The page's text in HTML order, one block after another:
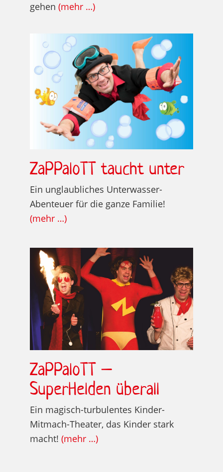
gehen (mehr …)
ZaPPaloTT taucht unter
Ein unglaubliches Unterwasser-
Abenteuer für die ganze Familie!
(mehr …)
ZaPPaloTT –
SuperHelden überall
Ein magisch-turbulentes Kinder-
Mitmach-Theater, das Kinder stark
macht! (mehr …)